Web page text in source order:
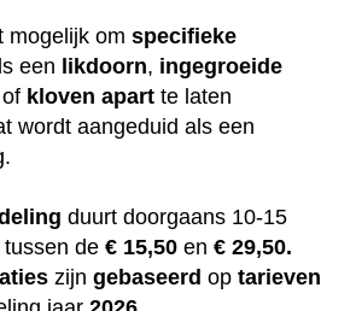
mogelijk om specifieke
een likdoorn, ingegroeide
of kloven apart te laten
wordt aangeduid als een
duurt doorgaans 10-15
de € 15,50 en € 29,50.
zijn gebaseerd op tarieven